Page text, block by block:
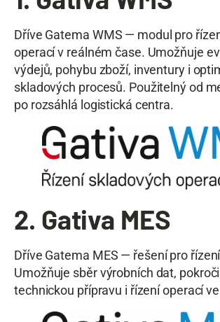
Dříve Gatema WMS — modul pro
operací v reálném čase. Umožňuje
výdejů, pohybu zboží, inventury i
skladových procesů. Použitelný od
po rozsáhlá logistická centra.
2. Gativa MES
Dříve Gatema MES — řešení pro
Umožňuje sběr výrobních dat,
technickou přípravu i řízení operací